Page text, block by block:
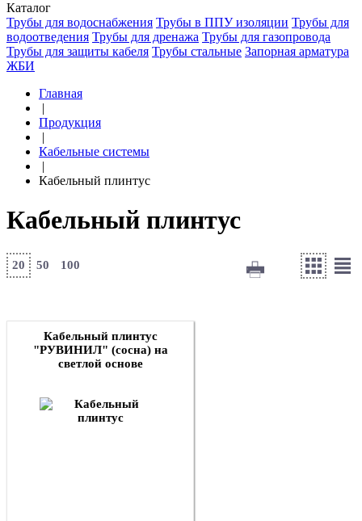
Каталог
Трубы для водоснабжения Трубы в ППУ изоляции Трубы для
водоотведения Трубы для дренажа Трубы для газопровода
Трубы для защиты кабеля Трубы стальные Запорная арматура
ЖБИ
Главная
|
Продукция
|
Кабельные системы
|
Кабельный плинтус
Кабельный плинтус
20 50 100
Кабельный плинтус
"РУВИНИЛ" (сосна) на
светлой основе